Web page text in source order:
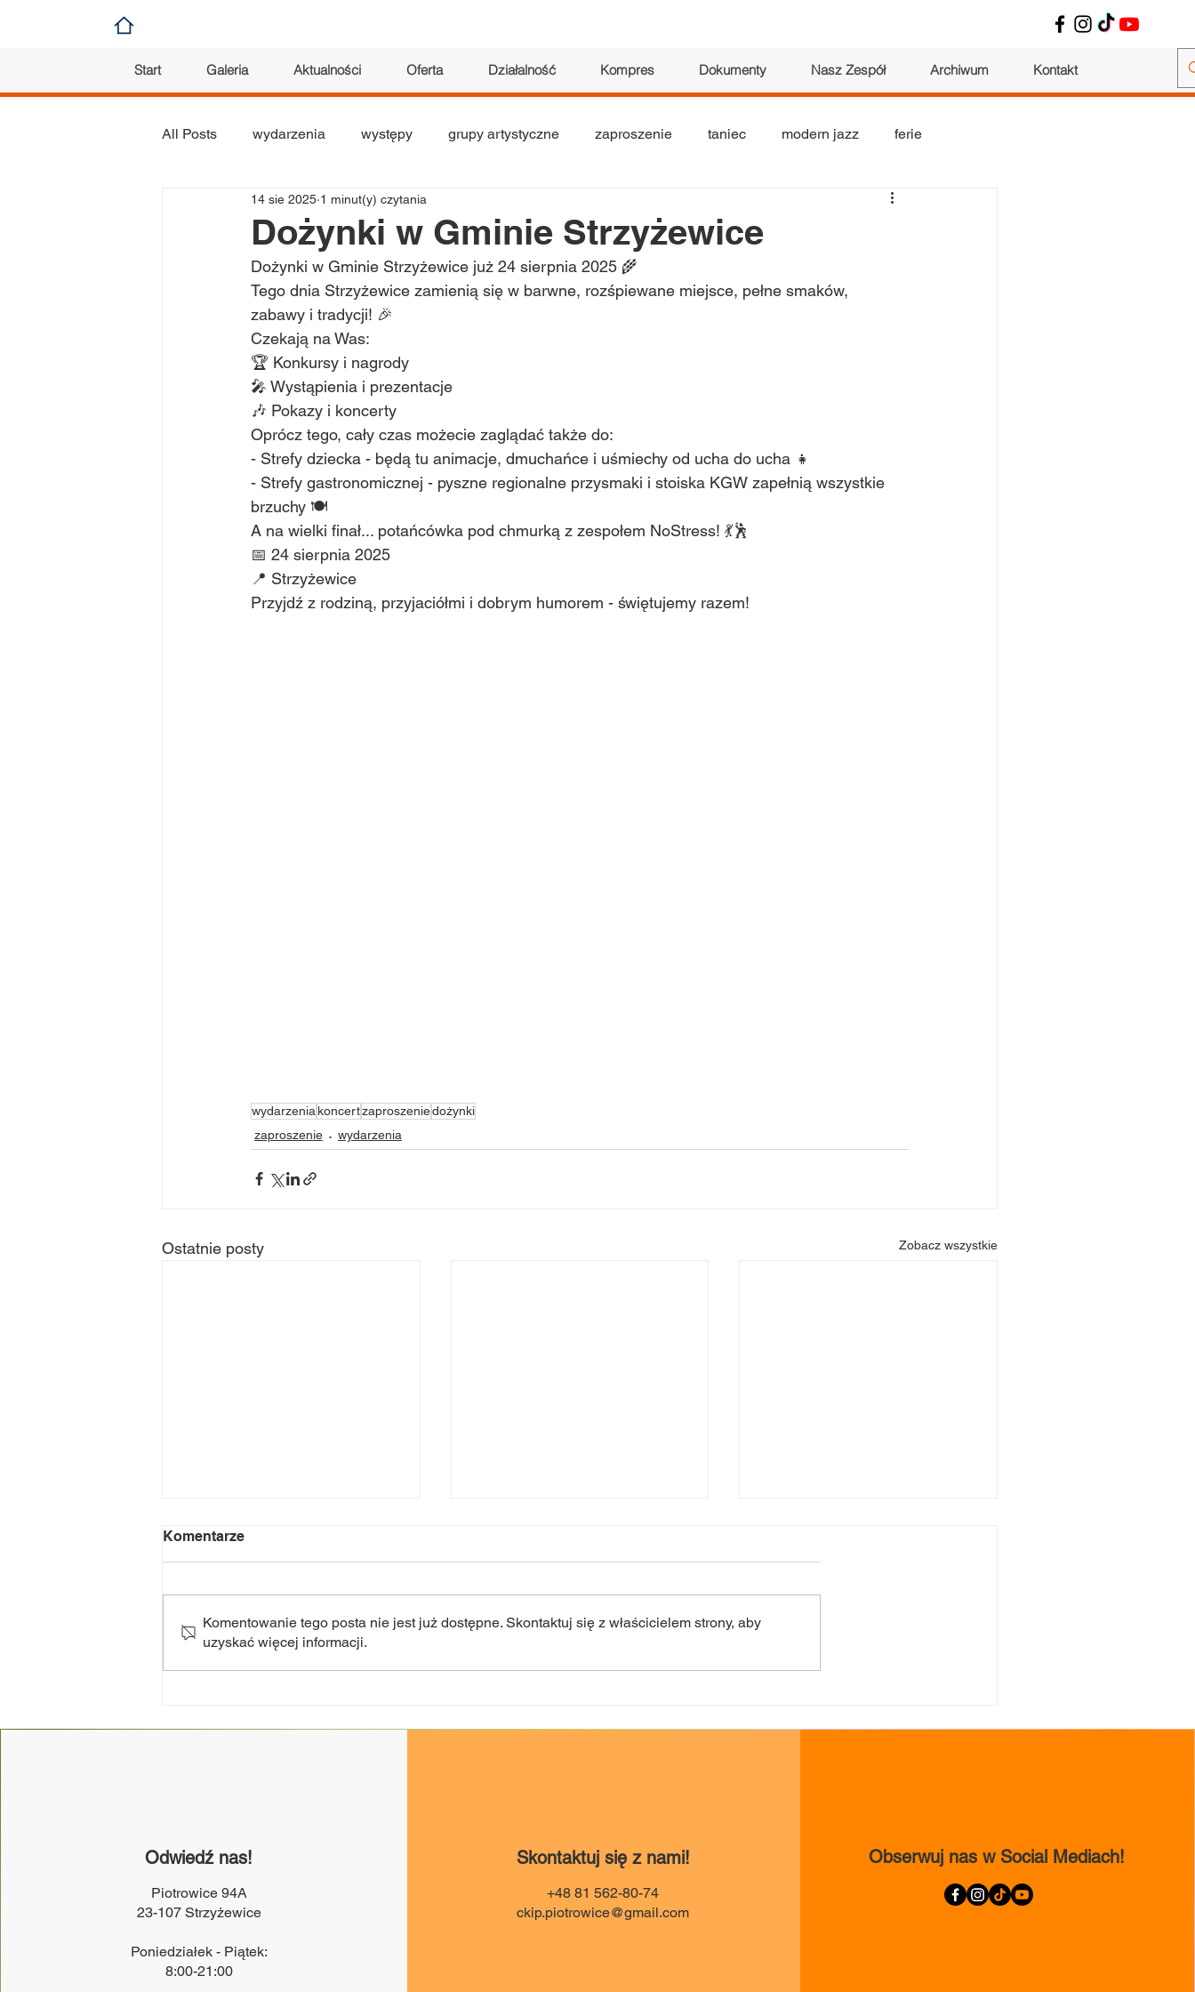
Start Galeria Aktualności Oferta Działalność Kompres Dokumenty Nasz Zespół Archiwum Kontakt
All Posts wydarzenia występy grupy artystyczne zaproszenie taniec modern jazz ferie
konkurs plastyczne
Dożynki w Gminie Strzyżewice
14 sie 2025 1 minut(y) czytania
Dożynki w Gminie Strzyżewice już 24 sierpnia 2025 🌾
Tego dnia Strzyżewice zamienią się w barwne, rozśpiewane miejsce, pełne smaków,
zabawy i tradycji! 🎉
Czekają na Was:
🏆 Konkursy i nagrody
🎤 Wystąpienia i prezentacje
🎶 Pokazy i koncerty
Oprócz tego, cały czas możecie zaglądać także do:
- Strefy dziecka - będą tu animacje, dmuchańce i uśmiechy od ucha do ucha 👧
- Strefy gastronomicznej - pyszne regionalne przysmaki i stoiska KGW zapełnią wszystkie
brzuchy 🍽
A na wielki finał... potańcówka pod chmurką z zespołem NoStress! 💃🕺
📅 24 sierpnia 2025
📍 Strzyżewice
Przyjdź z rodziną, przyjaciółmi i dobrym humorem - świętujemy razem!
wydarzenia koncertzaproszeniedożynki
zaproszenie
wydarzenia
Ostatnie posty Zobacz wszystkie
NOC Świętojańska 2k26 -
„Dziecięca Moc Sceny” -
Komentarze
Komentowanie tego posta nie jest już dostępne. Skontaktuj się z właścicielem strony, aby
uzyskać więcej informacji.
Odwiedź nas!
Piotrowice 94A
23-107 Strzyżewice
Poniedziałek - Piątek:
8:00-21:00
Skontaktuj się z nami!
+48 81 562-80-74
ckip.piotrowice@gmail.com
Obserwuj nas w Social Mediach!